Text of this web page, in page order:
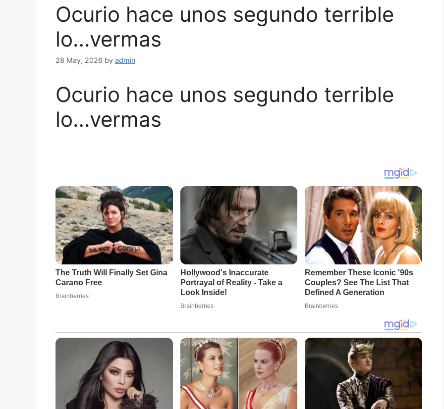
Ocurio hace unos segundo terrible
lo…vermas
28 May, 2026 by admin
Ocurio hace unos segundo terrible
lo…vermas